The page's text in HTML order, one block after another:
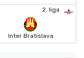
2. liga
Inter Bratislava